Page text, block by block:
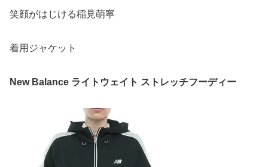
笑顔がはじける稲見萌寧
着用ジャケット
New Balance ライトウェイト ストレッチフーディー